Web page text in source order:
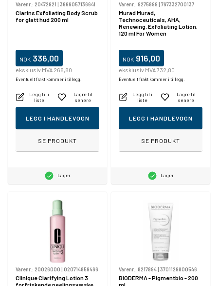
Varenr.: 20472921 | 3666057136641
Clarins Exfoliating Body Scrub
for glatt hud 200 ml
NOK 336,00
eksklusiv MVA 268,80
Eventuelt frakt kommer i tillegg.
Legg til i
liste
Lagre til
senere
LEGG I HANDLEVOGN
SE PRODUKT
Lager
Varenr.: 9275899 | 767332700137
Murad Murad,
Technoceuticals, AHA,
Renewing, Exfoliating Lotion,
120 ml For Women
NOK 916,00
eksklusiv MVA 732,80
Eventuelt frakt kommer i tillegg.
Legg til i
liste
Lagre til
senere
LEGG I HANDLEVOGN
SE PRODUKT
Lager
Varenr.: 20026000 | 020714859466
Clinique Clarifying Lotion 3
forfriskende peelingsvæske
Varenr.: 8217894| 3701129800546
BIODERMA - Pigmentbio - 200
ml